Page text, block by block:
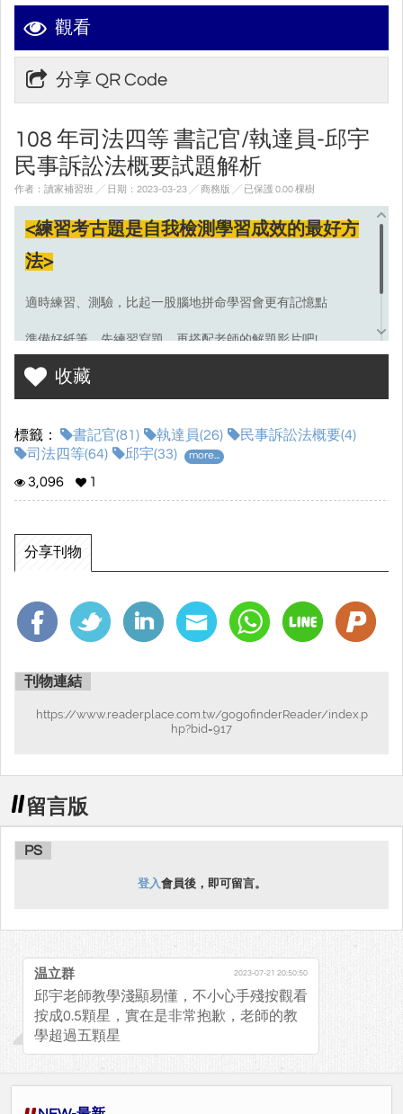
觀看
分享 QR Code
108 年司法四等 書記官/執達員-邱宇
民事訴訟法概要試題解析
作者：讀家補習班 ╱ 日期：2023-03-23 ╱ 商務版 ╱ 已保護 0.00 棵樹
<練習考古題是自我檢測學習成效的最好方
法>
適時練習、測驗，比起一股腦地拼命學習會更有記憶點
準備好紙筆，先練習寫題，再搭配老師的解題影片吧!
考選部試題連結☞
收藏
標籤： 書記官(81) 執達員(26)
民事訴訟法概要(4)
司法四等(64)
邱宇(33) more...
3,096 1
分享刊物
刊物連結
https://www.readerplace.com.tw/gogofinderReader/index.p
hp?bid=917
留言版
PS
登入會員後，即可留言。
温立群 2023-07-21 20:50:50
邱宇老師教學淺顯易懂，不小心手殘按觀看
按成0.5顆星，實在是非常抱歉，老師的教
學超過五顆星